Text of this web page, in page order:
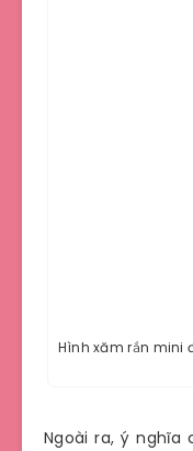
Hình xăm rắn
Ngoài ra, ý nghĩa